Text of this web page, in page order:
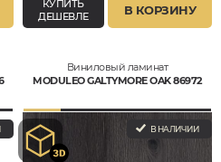
КУПИТЬ
ДЕШЕВЛЕ
В КОРЗИНУ
Виниловый ламинат
MODULEO GALTYMORE OAK 86972
В НАЛИЧИИ